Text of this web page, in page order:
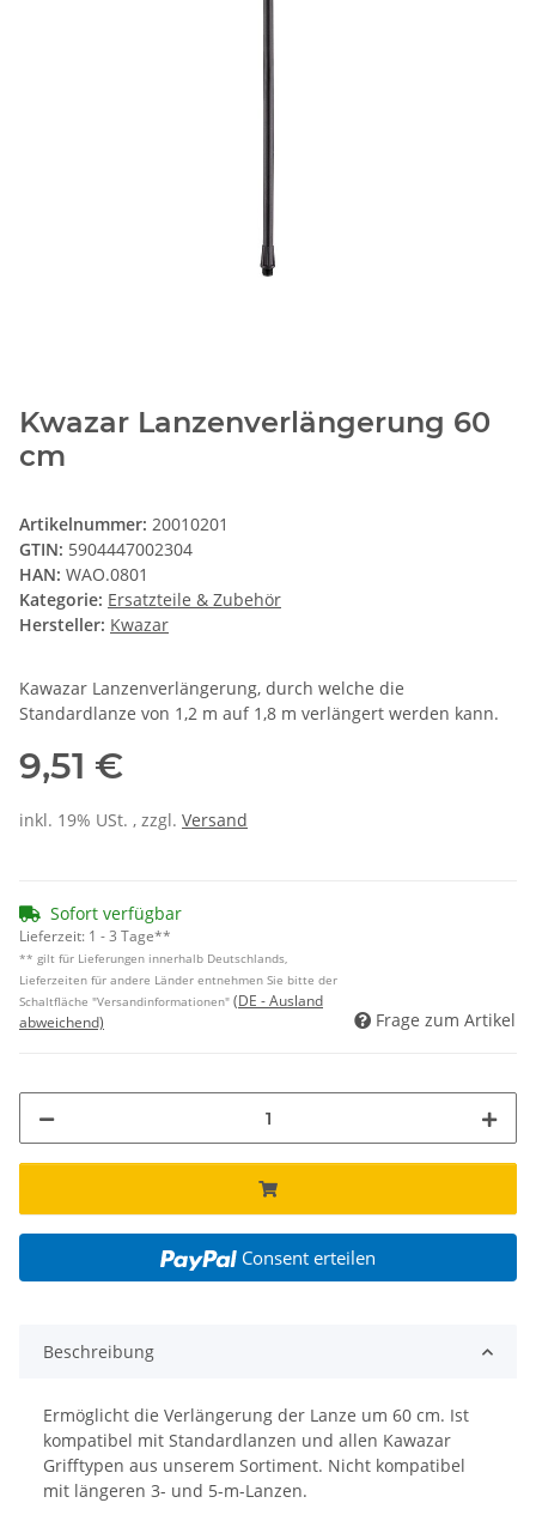
Kwazar Lanzenverlängerung 60
cm
Artikelnummer: 20010201
GTIN: 5904447002304
HAN: WAO.0801
Kategorie: Ersatzteile & Zubehör
Hersteller: Kwazar
Kawazar Lanzenverlängerung, durch welche die
Standardlanze von 1,2 m auf 1,8 m verlängert werden kann.
9,51 €
inkl. 19% USt. , zzgl. Versand
Sofort verfügbar
Lieferzeit: 1 - 3 Tage**
** gilt für Lieferungen innerhalb Deutschlands,
Lieferzeiten für andere Länder entnehmen Sie bitte der
Schaltfläche "Versandinformationen" (DE - Ausland
abweichend)
Frage zum Artikel
Consent erteilen
Beschreibung
Ermöglicht die Verlängerung der Lanze um 60 cm. Ist
kompatibel mit Standardlanzen und allen Kawazar
Grifftypen aus unserem Sortiment. Nicht kompatibel
mit längeren 3- und 5-m-Lanzen.